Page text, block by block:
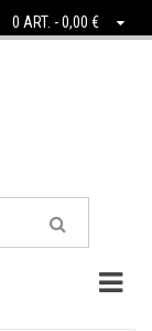
0 ART. - 0,00 €